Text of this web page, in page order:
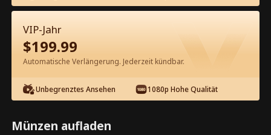
Episode 35 - Deine unerwünschte
Mutter ist mein Schatz Kompletter
Film
1-50 51-69
35 36 37 38 39
VIP-Jahr
$199.99
Automatische Verlängerung. Jederzeit kündbar.
Unbegrenztes Ansehen 1080p Hohe Qualität
Münzen aufladen